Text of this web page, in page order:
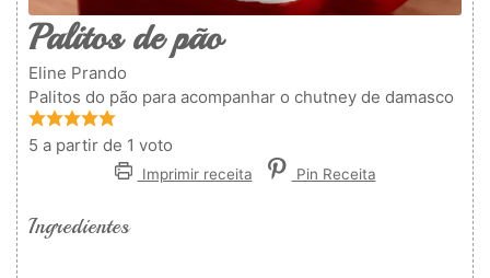
Palitos de pão
Eline Prando
Palitos do pão para acompanhar o chutney de damasco
5 a partir de 1 voto
Imprimir receita Pin Receita
Ingredientes